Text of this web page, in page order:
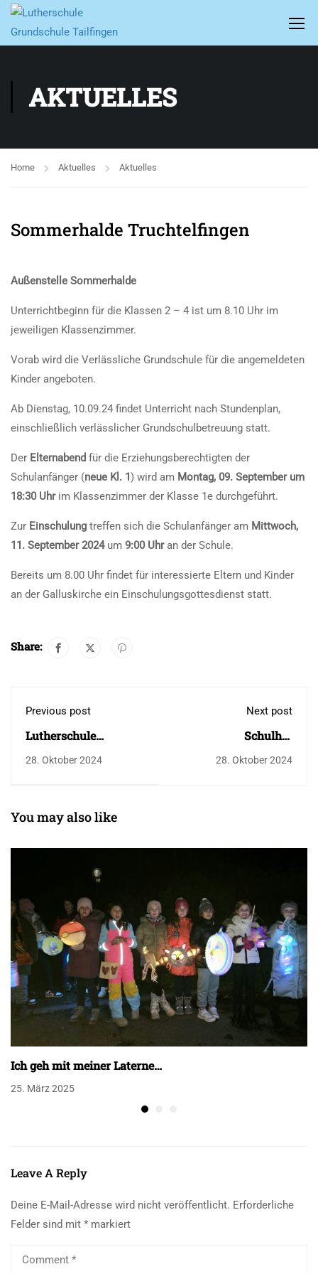
AKTUELLES
Home Aktuelles Aktuelles
Sommerhalde Truchtelfingen
Außenstelle Sommerhalde
Unterrichtbeginn für die Klassen 2 – 4 ist um 8.10 Uhr im
jeweiligen Klassenzimmer.
Vorab wird die Verlässliche Grundschule für die angemeldeten
Kinder angeboten.
Ab Dienstag, 10.09.24 findet Unterricht nach Stundenplan,
einschließlich verlässlicher Grundschulbetreuung statt.
Der Elternabend für die Erziehungsberechtigten der
Schulanfänger (neue Kl. 1) wird am Montag, 09. September um
18:30 Uhrim Klassenzimmer der Klasse 1e durchgeführt.
Zur Einschulung treffen sich die Schulanfänger am Mittwoch,
11. September 2024um 9:00 Uhran der Schule.
Bereits um 8.00 Uhr findet für interessierte Eltern und Kinder
an der Galluskirche ein Einschulungsgottesdienst statt.
Share:
Previous post
Lutherschule
Schuljahr 2024/25
28. Oktober 2024
Next post
Schulhof
fertiggestellt
28. Oktober 2024
You may also like
Ich geh mit meiner Laterne…
25. März 2025
Leave A Reply
Deine E-Mail-Adresse wird nicht veröffentlicht. Erforderliche
Felder sind mit * markiert